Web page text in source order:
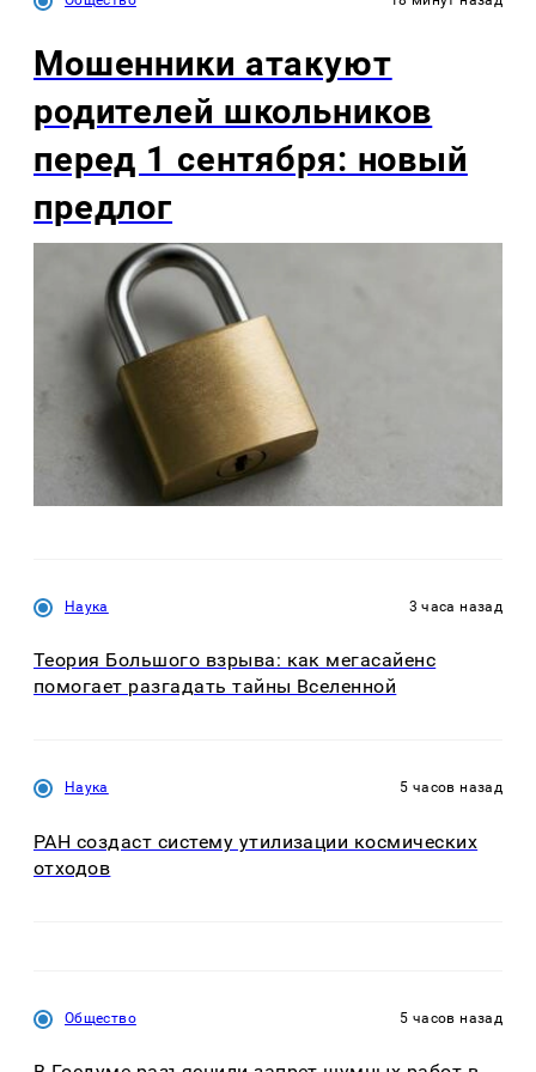
Мошенники атакуют
родителей школьников
перед 1 сентября: новый
предлог
Наука 3 часа назад
Теория Большого взрыва: как мегасайенс
помогает разгадать тайны Вселенной
Наука 5 часов назад
РАН создаст систему утилизации космических
отходов
Общество 5 часов назад